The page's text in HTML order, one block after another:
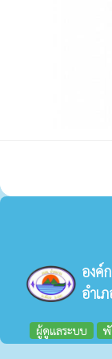
องค์
อำเ
ผู้ดูแลระบบ